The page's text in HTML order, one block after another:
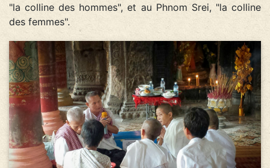
"la colline des hommes", et au Phnom Srei, "la colline
des femmes".